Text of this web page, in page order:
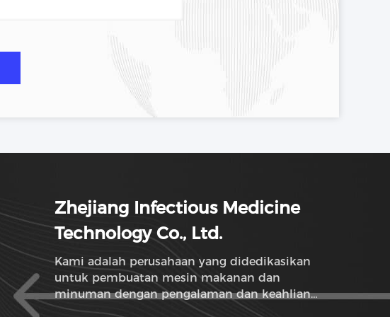
Zhejiang Infectious Medicine
Technology Co., Ltd.
Kami adalah perusahaan yang didedikasikan
untuk pembuatan mesin makanan dan
minuman dengan pengalaman dan keahlian
bertahun-tahun.